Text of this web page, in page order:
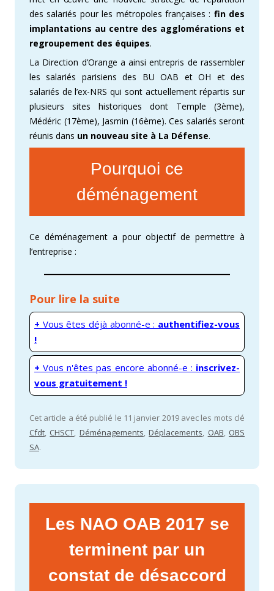
des salariés pour les métropoles françaises : fin des
implantations au centre des agglomérations et
regroupement des équipes.
La Direction d’Orange a ainsi entrepris de rassembler
les salariés parisiens des BU OAB et OH et des
salariés de l’ex-NRS qui sont actuellement répartis sur
plusieurs sites historiques dont Temple (3ème),
Médéric (17ème), Jasmin (16ème). Ces salariés seront
réunis dans un nouveau site à La Défense.
Pourquoi ce
déménagement
Ce déménagement a pour objectif de permettre à
l’entreprise :
Pour lire la suite
+ Vous êtes déjà abonné-e : authentifiez-vous
!
+ Vous n'êtes pas encore abonné-e : inscrivez-
vous gratuitement !
Cet article a été publié le 11 janvier 2019 avec les mots clé
Cfdt, CHSCT, Déménagements,Déplacements, OAB, OBS
SA.
Les NAO OAB 2017 se
terminent par un
constat de désaccord